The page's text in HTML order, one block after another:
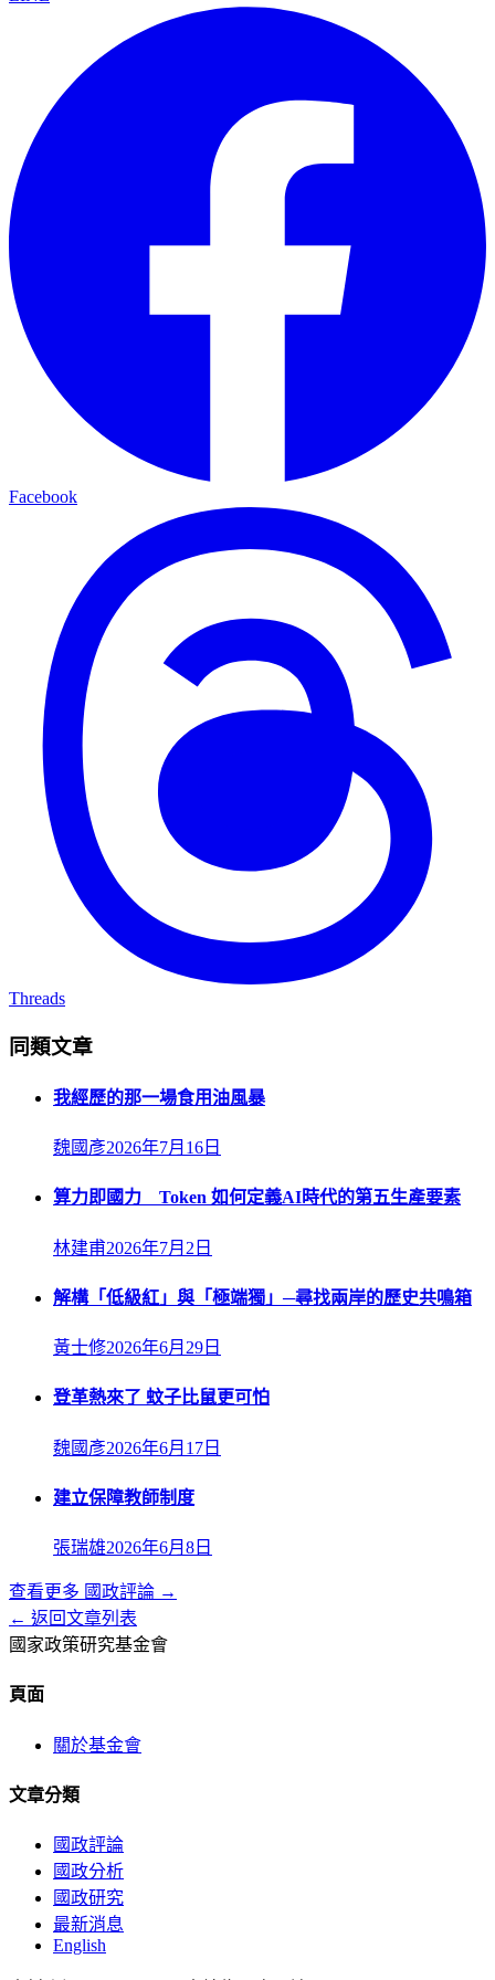
Facebook
Threads
同類文章
我經歷的那一場食用油風暴
魏國彥2026年7月16日
算力即國力 Token 如何定義AI時代的第五生產要素
林建甫2026年7月2日
解構「低級紅」與「極端獨」─尋找兩岸的歷史共鳴箱
黃士修2026年6月29日
登革熱來了 蚊子比鼠更可怕
魏國彥2026年6月17日
建立保障教師制度
張瑞雄2026年6月8日
查看更多 國政評論 →
← 返回文章列表
國家政策研究基金會
頁面
關於基金會
文章分類
國政評論
國政分析
國政研究
最新消息
English